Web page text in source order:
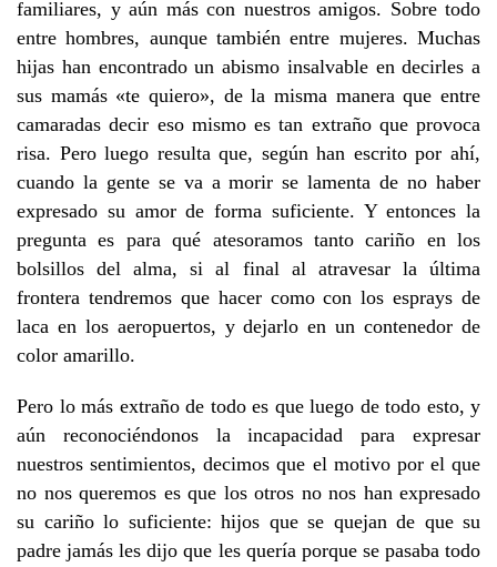
familiares, y aún más con nuestros amigos. Sobre todo
entre hombres, aunque también entre mujeres. Muchas
hijas han encontrado un abismo insalvable en decirles a
sus mamás «te quiero», de la misma manera que entre
camaradas decir eso mismo es tan extraño que provoca
risa. Pero luego resulta que, según han escrito por ahí,
cuando la gente se va a morir se lamenta de no haber
expresado su amor de forma suficiente. Y entonces la
pregunta es para qué atesoramos tanto cariño en los
bolsillos del alma, si al final al atravesar la última
frontera tendremos que hacer como con los esprays de
laca en los aeropuertos, y dejarlo en un contenedor de
color amarillo.
Pero lo más extraño de todo es que luego de todo esto, y
aún reconociéndonos la incapacidad para expresar
nuestros sentimientos, decimos que el motivo por el que
no nos queremos es que los otros no nos han expresado
su cariño lo suficiente: hijos que se quejan de que su
padre jamás les dijo que les quería porque se pasaba todo